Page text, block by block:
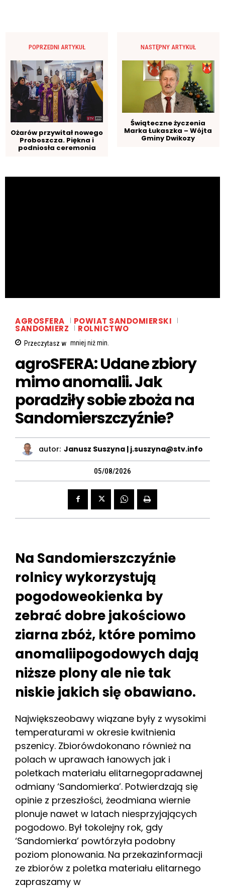
POPRZEDNI ARTYKUŁ
Ożarów przywitał nowego
Proboszcza. Piękna i
podniosła ceremonia
NASTĘPNY ARTYKUŁ
Świąteczne życzenia
Marka Łukaszka – Wójta
Gminy Dwikozy